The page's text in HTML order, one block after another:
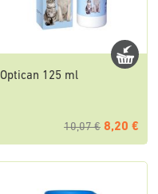
Optican 125 ml
10,07 € 8,20 €